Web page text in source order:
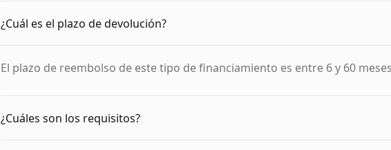
¿Cuál es el plazo de devolución?
El plazo de reembolso de este tipo de financiamiento es entre 6 y 60
¿Cuáles son los requisitos?